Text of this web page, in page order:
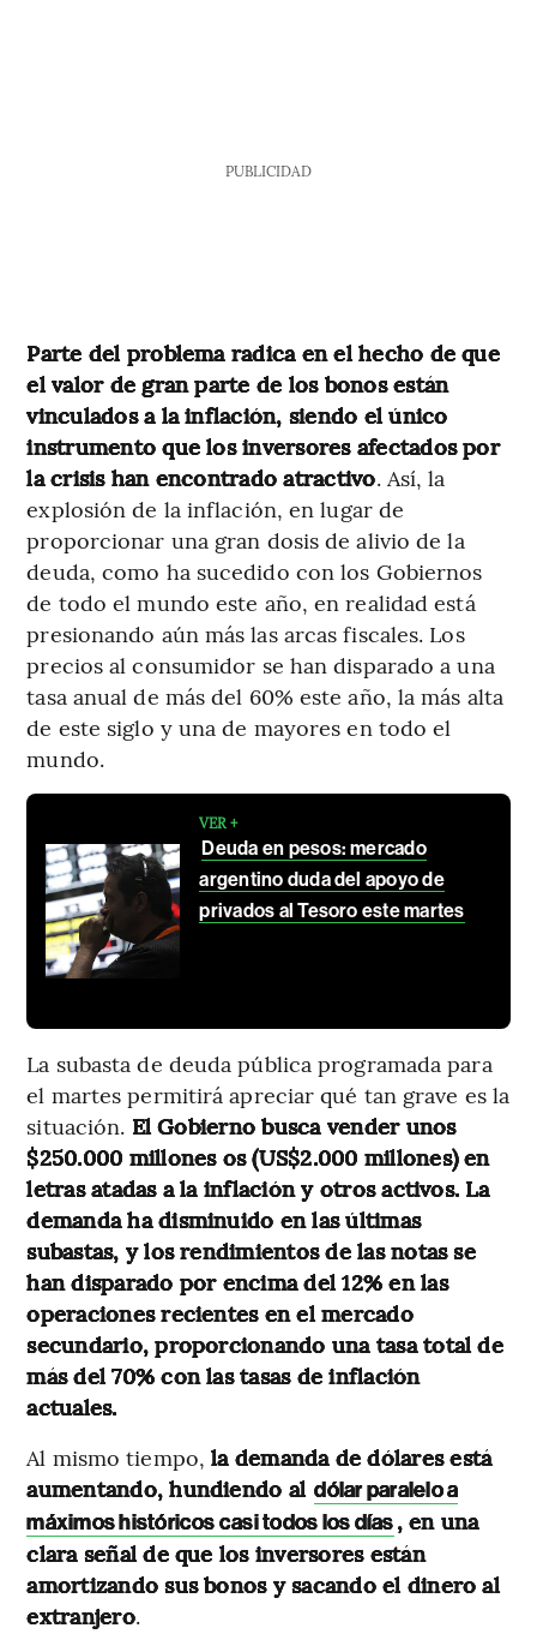
PUBLICIDAD
Parte del problema radica en el hecho de que
el valor de gran parte de los bonos están
vinculados a la inflación, siendo el único
instrumento que los inversores afectados por
la crisis han encontrado atractivo. Así, la
explosión de la inflación, en lugar de
proporcionar una gran dosis de alivio de la
deuda, como ha sucedido con los Gobiernos
de todo el mundo este año, en realidad está
presionando aún más las arcas fiscales. Los
precios al consumidor se han disparado a una
tasa anual de más del 60% este año, la más alta
de este siglo y una de mayores en todo el
mundo.
VER +
Deuda en pesos: mercado
argentino duda del apoyo de
privados al Tesoro este martes
La subasta de deuda pública programada para
el martes permitirá apreciar qué tan grave es la
situación. El Gobierno busca vender unos
$250.000 millones os (US$2.000 millones) en
letras atadas a la inflación y otros activos. La
demanda ha disminuido en las últimas
subastas, y los rendimientos de las notas se
han disparado por encima del 12% en las
operaciones recientes en el mercado
secundario, proporcionando una tasa total de
más del 70% con las tasas de inflación
actuales.
Al mismo tiempo,la demanda de dólares está
aumentando, hundiendo al dólar paralelo a
máximos históricos casi todos los días, en una
clara señal de que los inversores están
amortizando sus bonos y sacando el dinero al
extranjero.